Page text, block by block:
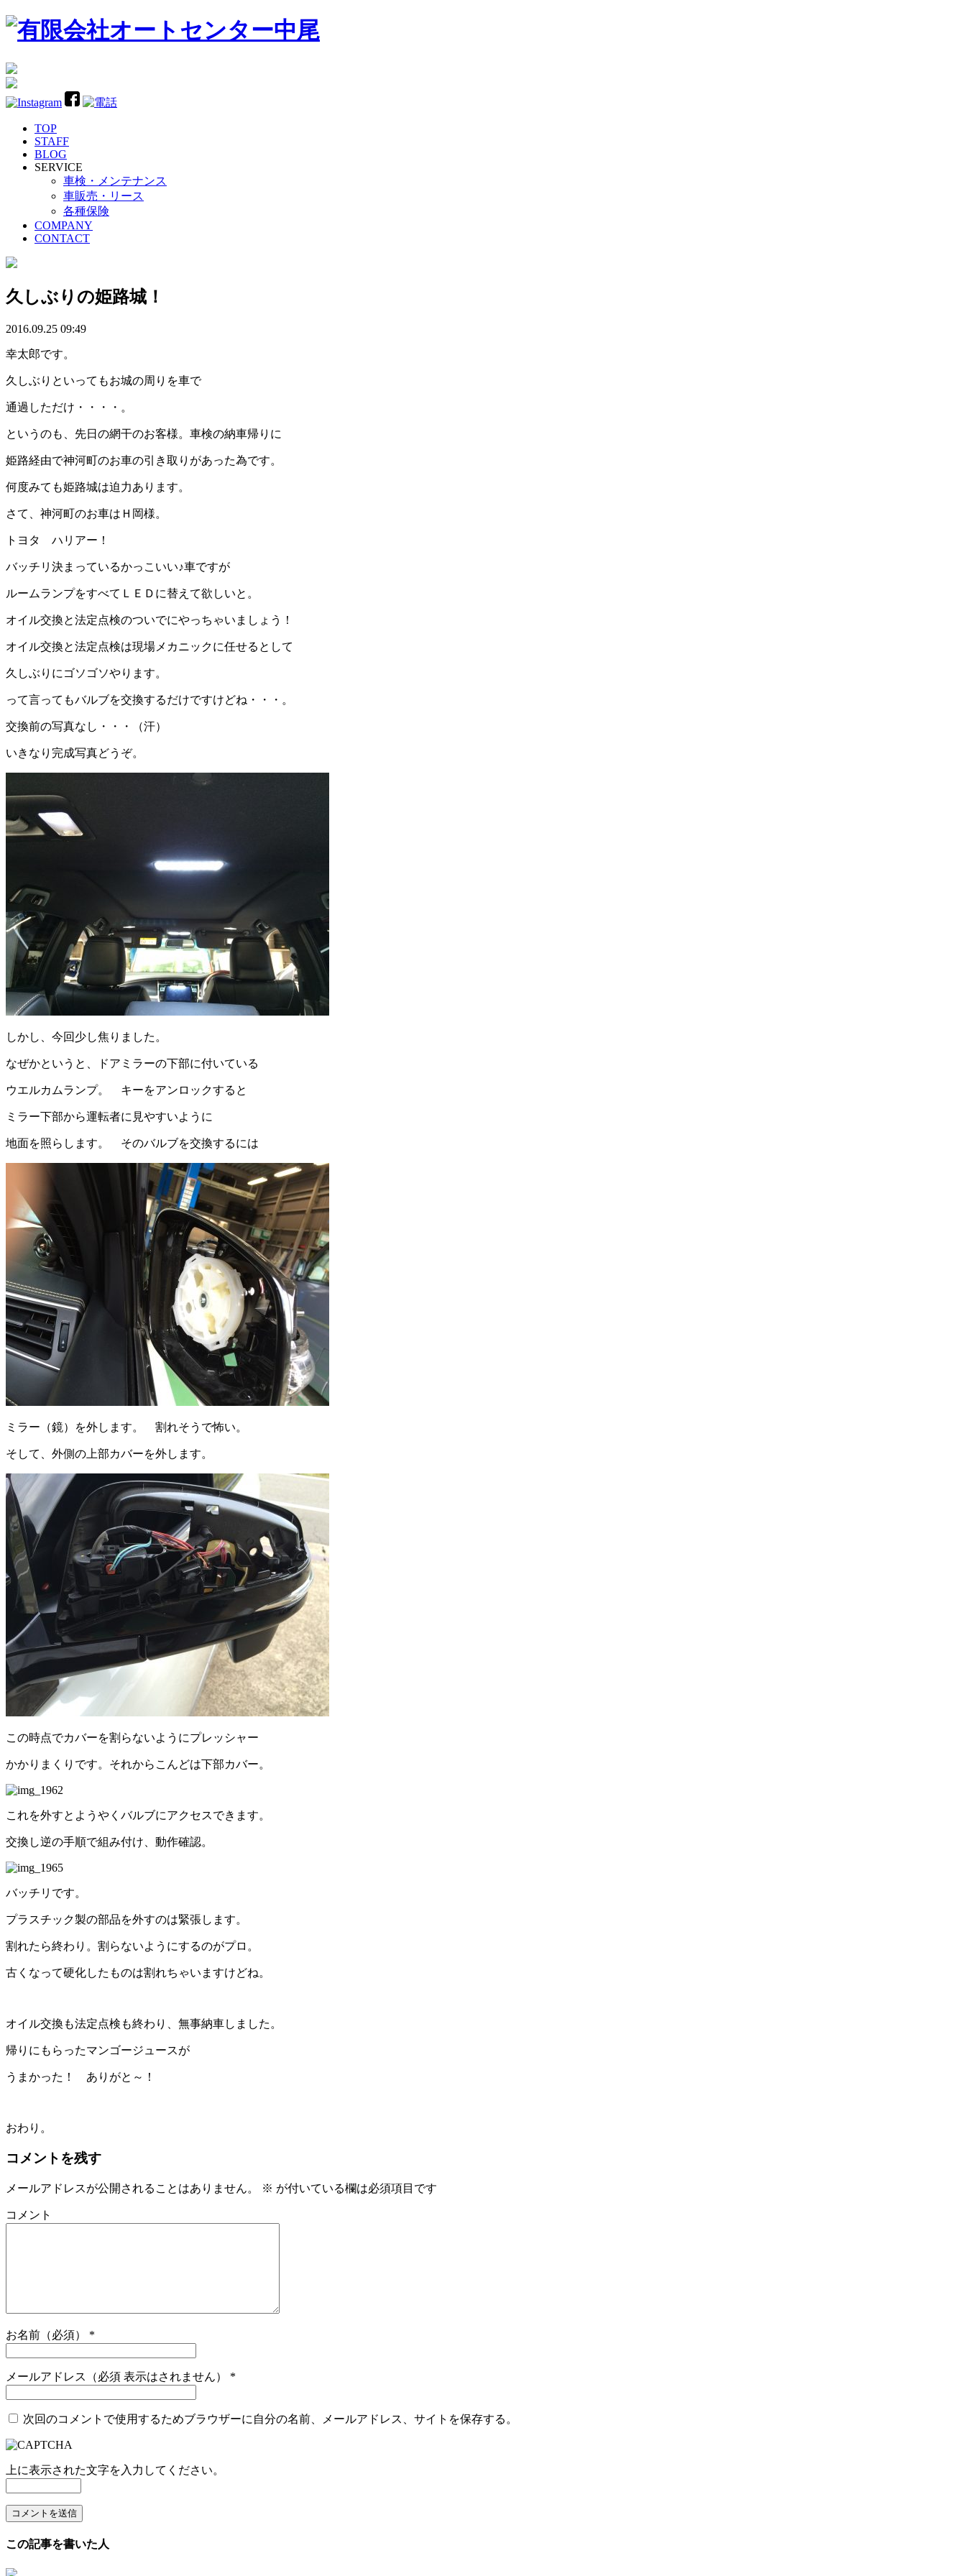
TOP
STAFF
BLOG
SERVICE
車検・メンテナンス
車販売・リース
各種保険
COMPANY
CONTACT
久しぶりの姫路城！
2016.09.25 09:49
幸太郎です。
久しぶりといってもお城の周りを車で
通過しただけ・・・・。
というのも、先日の網干のお客様。車検の納車帰りに
姫路経由で神河町のお車の引き取りがあった為です。
何度みても姫路城は迫力あります。
さて、神河町のお車はＨ岡様。
トヨタ ハリアー！
バッチリ決まっているかっこいい♪車ですが
ルームランプをすべてＬＥＤに替えて欲しいと。
オイル交換と法定点検のついでにやっちゃいましょう！
オイル交換と法定点検は現場メカニックに任せるとして
久しぶりにゴソゴソやります。
って言ってもバルブを交換するだけですけどね・・・。
交換前の写真なし・・・（汗）
いきなり完成写真どうぞ。
しかし、今回少し焦りました。
なぜかというと、ドアミラーの下部に付いている
ウエルカムランプ。 キーをアンロックすると
ミラー下部から運転者に見やすいように
地面を照らします。 そのバルブを交換するには
ミラー（鏡）を外します。 割れそうで怖い。
そして、外側の上部カバーを外します。
この時点でカバーを割らないようにプレッシャー
かかりまくりです。それからこんどは下部カバー。
これを外すとようやくバルブにアクセスできます。
交換し逆の手順で組み付け、動作確認。
バッチリです。
プラスチック製の部品を外すのは緊張します。
割れたら終わり。割らないようにするのがプロ。
古くなって硬化したものは割れちゃいますけどね。
オイル交換も法定点検も終わり、無事納車しました。
帰りにもらったマンゴージュースが
うまかった！ ありがと～！
おわり。
コメントを残す
メールアドレスが公開されることはありません。 ※ が付いている欄は必須項目です
コメント
お名前（必須） *
メールアドレス（必須 表示はされません） *
次回のコメントで使用するためブラウザーに自分の名前、メールアドレス、サイトを保存する。
上に表示された文字を入力してください。
この記事を書いた人